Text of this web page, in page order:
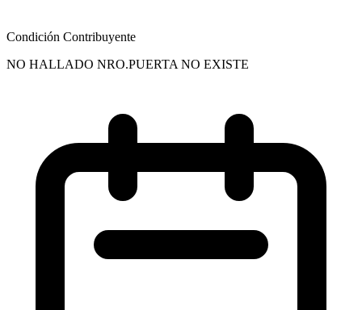
Condición Contribuyente
NO HALLADO NRO.PUERTA NO EXISTE